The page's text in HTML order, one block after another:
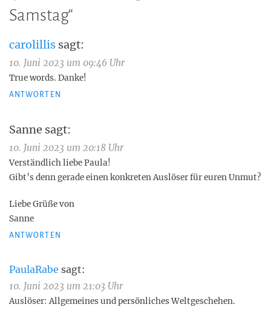
Samstag“
carolillis sagt:
10. Juni 2023 um 09:46 Uhr
True words. Danke!
ANTWORTEN
Sanne sagt:
10. Juni 2023 um 20:18 Uhr
Verständlich liebe Paula!
Gibt’s denn gerade einen konkreten Auslöser für euren Unmut?
Liebe Grüße von
Sanne
ANTWORTEN
PaulaRabe sagt:
10. Juni 2023 um 21:03 Uhr
Auslöser: Allgemeines und persönliches Weltgeschehen.